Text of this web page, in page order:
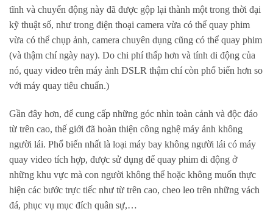
tĩnh và chuyển động này đã được gộp lại thành một trong thời đại
kỹ thuật số, như trong điện thoại camera vừa có thể quay phim
vừa có thể chụp ảnh, camera chuyên dụng cũng có thể quay phim
(và thậm chí ngày nay). Do chi phí thấp hơn và tính di động của
nó, quay video trên máy ảnh DSLR thậm chí còn phổ biến hơn so
với máy quay tiêu chuẩn.)
Gần đây hơn, để cung cấp những góc nhìn toàn cảnh và độc đáo
từ trên cao, thế giới đã hoàn thiện công nghệ máy ảnh không
người lái. Phổ biến nhất là loại máy bay không người lái có máy
quay video tích hợp, được sử dụng để quay phim di động ở
những khu vực mà con người không thể hoặc không muốn thực
hiện các bước trực tiếc như từ trên cao, cheo leo trên những vách
đá, phục vụ mục đích quân sự,…